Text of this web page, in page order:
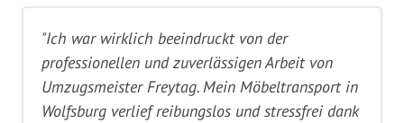
"Ich war wirklich beeindruckt von der
professionellen und zuverlässigen Arbeit von
Umzugsmeister Freytag. Mein Möbeltransport in
Wolfsburg verlief reibungslos und stressfrei dank